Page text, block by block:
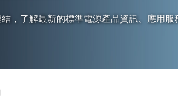
，了解最新的標準電源產品資訊、應用服